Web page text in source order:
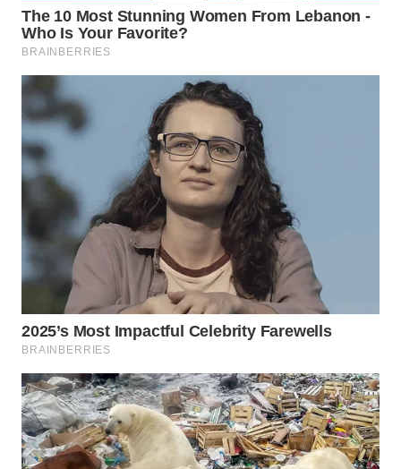
TAPANULI
UTARA
WN
SAMOSIR
WN
PADANG
LAWAS
SUMEDANG
WN
CIANJUR
KEPULAUAN
SERIBU
WN